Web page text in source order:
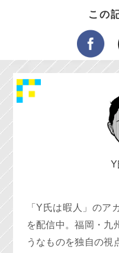
この
Y
「Y氏は暇人」のア
を配信中。福岡・九
うなものを独自の視